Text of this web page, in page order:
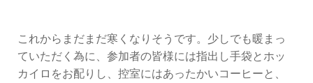
これからまだまだ寒くなりそうです。少しでも暖まっ
ていただく為に、参加者の皆様には指出し手袋とホッ
カイロをお配りし、控室にはあったかいコーヒーと、